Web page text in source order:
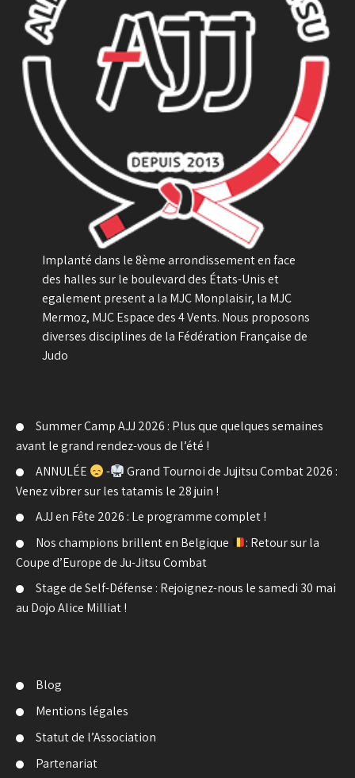
Implanté dans le 8ème arrondissement en face
des halles sur le boulevard des États-Unis et
egalement present a la MJC Monplaisir, la MJC
Mermoz, MJC Espace des 4 Vents. Nous proposons
diverses disciplines de la Fédération Française de
Judo
Summer Camp AJJ 2026 : Plus que quelques semaines
avant le grand rendez-vous de l’été !
ANNULÉE
-
Grand Tournoi de Jujitsu Combat 2026 :
Venez vibrer sur les tatamis le 28 juin !
AJJ en Fête 2026 : Le programme complet !
Nos champions brillent en Belgique
: Retour sur la
Coupe d’Europe de Ju-Jitsu Combat
Stage de Self-Défense : Rejoignez-nous le samedi 30 mai
au Dojo Alice Milliat !
Blog
Mentions légales
Statut de l’Association
Partenariat